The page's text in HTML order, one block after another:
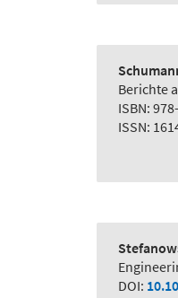
Berichte
ISBN:
ISSN:
DOI: